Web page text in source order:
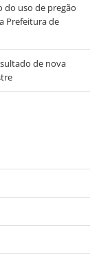
do uso de pregão
Prefeitura de
de nova